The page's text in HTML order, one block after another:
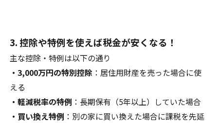
3. 控除や特例を使えば税金が安くなる！
主な控除・特例は以下の通り
・3,000万円の特別控除 ：居住用財産を売った場合に使
える
・軽減税率の特例 ：長期保有（5年以上）していた場合
・買い換え特例 ：別の家に買い換えた場合に課税を先延